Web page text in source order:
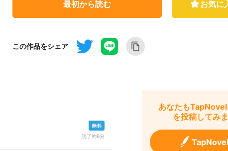
最初から読む お気に
この作品をシェア
読了約6分
あなたも
を投稿してみ